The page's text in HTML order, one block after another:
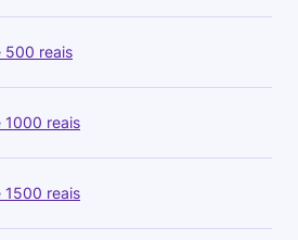
500 reais
1000 reais
1500 reais